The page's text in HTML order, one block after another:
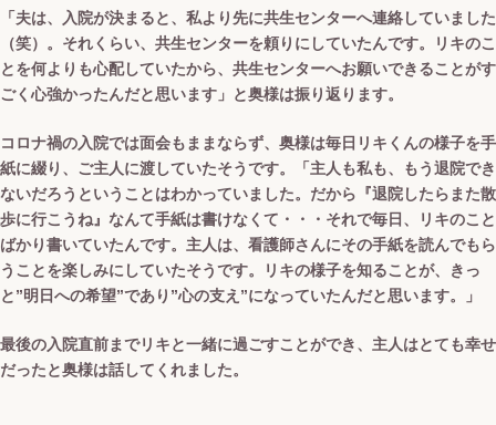
「夫は、入院が決まると、私より先に共生センターへ連絡していました
（笑）。それくらい、共生センターを頼りにしていたんです。リキのこ
とを何よりも心配していたから、共生センターへお願いできることがす
ごく心強かったんだと思います」と奥様は振り返ります。
コロナ禍の入院では面会もままならず、奥様は毎日リキくんの様子を手
紙に綴り、ご主人に渡していたそうです。「主人も私も、もう退院でき
ないだろうということはわかっていました。だから『退院したらまた散
歩に行こうね』なんて手紙は書けなくて・・・それで毎日、リキのこと
ばかり書いていたんです。主人は、看護師さんにその手紙を読んでもら
うことを楽しみにしていたそうです。リキの様子を知ることが、きっ
と”明日への希望”であり”心の支え”になっていたんだと思います。」
最後の入院直前までリキと一緒に過ごすことができ、主人はとても幸せ
だったと奥様は話してくれました。